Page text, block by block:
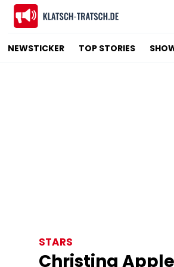
NEWSTICKER TOP STORIES
STARS
Christina